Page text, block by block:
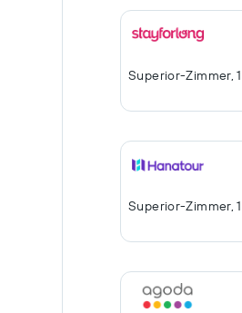
Superior-Zimmer,
Superior-Zimmer,